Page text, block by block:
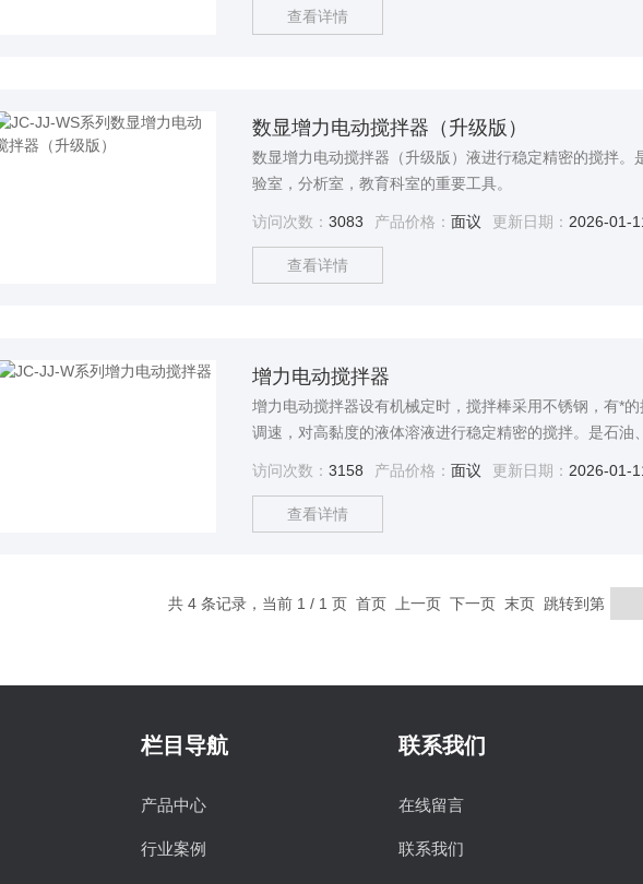
查看详情
数显增力电动搅拌器（升级版）
数显增力电动搅拌器（升级版）液进行稳定精密的搅拌
验室，分析室，教育科室的重要工具。
访问次数：3083 产品价格：面议 更新日期： 2026-01-
查看详情
增力电动搅拌器
增力电动搅拌器设有机械定时，搅拌棒采用不锈钢，有*
调速，对高黏度的液体溶液进行稳定精密的搅拌。是石油
访问次数：3158 产品价格：面议 更新日期： 2026-01-
查看详情
共 4 条记录，当前 1 / 1 页 首页 上一页 下一页 末页 跳转到第
栏目导航
产品中心
行业案例
联系我们
在线留言
联系我们